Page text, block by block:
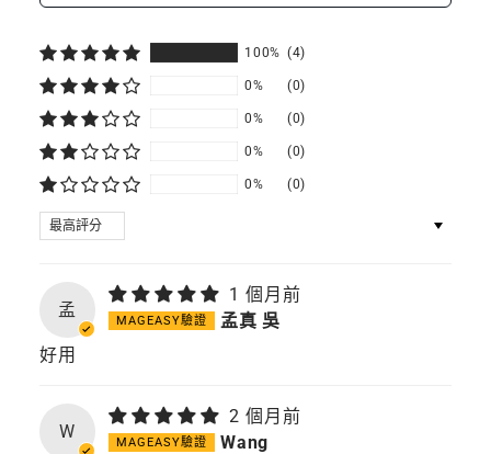
100% (4)
0% (0)
0% (0)
0% (0)
0% (0)
SORT BY
孟
1 個月前
孟真 吳
好用
W
2 個月前
Wang